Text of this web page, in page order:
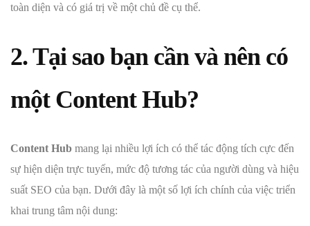
toàn diện và có giá trị về một chủ đề cụ thể.
2. Tại sao bạn cần và nên có
một Content Hub?
Content Hub mang lại nhiều lợi ích có thể tác động tích cực đến
sự hiện diện trực tuyến, mức độ tương tác của người dùng và hiệu
suất SEO của bạn. Dưới đây là một số lợi ích chính của việc triển
khai trung tâm nội dung: